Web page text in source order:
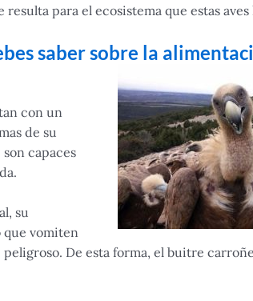
para el ecosistema que estas
saber sobre la
con un
de su
capaces
su
que vomiten
De esta forma, el buitre